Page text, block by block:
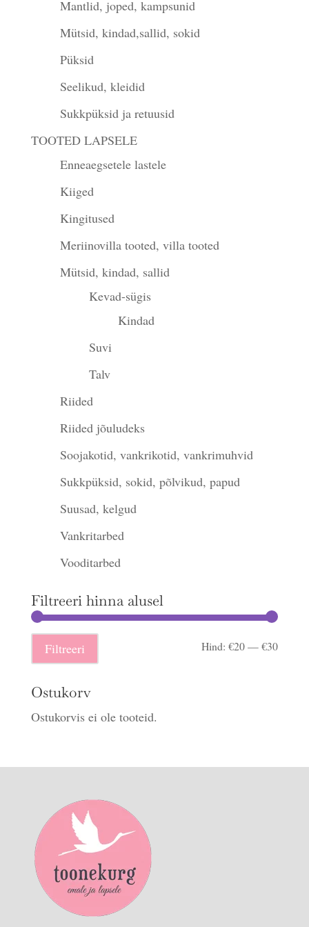
Mantlid, joped, kampsunid
Mütsid, kindad,sallid, sokid
Püksid
Seelikud, kleidid
Sukkpüksid ja retuusid
TOOTED LAPSELE
Enneaegsetele lastele
Kiiged
Kingitused
Meriinovilla tooted, villa tooted
Mütsid, kindad, sallid
Kevad-sügis
Kindad
Suvi
Talv
Riided
Riided jõuludeks
Soojakotid, vankrikotid, vankrimuhvid
Sukkpüksid, sokid, põlvikud, papud
Suusad, kelgud
Vankritarbed
Vooditarbed
Filtreeri hinna alusel
Filtreeri Hind:€20—€30
Ostukorv
Ostukorvis ei ole tooteid.